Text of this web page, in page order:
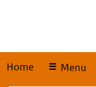
Home Menu